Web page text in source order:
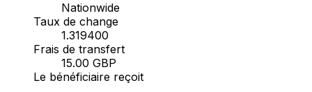
Nationwide
Taux de change
1.319400
Frais de transfert
15.00 GBP
Le bénéficiaire reçoit